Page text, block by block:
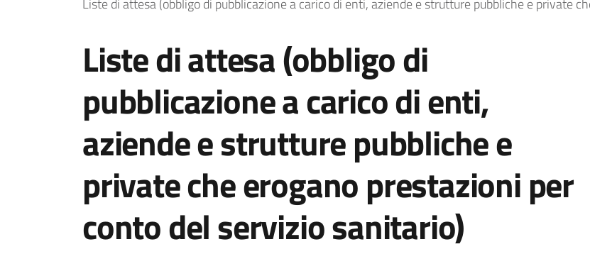
Liste di attesa (obbligo di pubblicazione a carico di enti, aziende e strutture pubbliche e private
Liste di attesa (obbligo di
pubblicazione a carico di enti,
aziende e strutture pubbliche e
private che erogano prestazioni per
conto del servizio sanitario)